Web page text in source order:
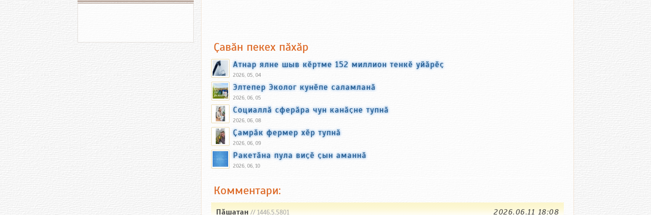
Ҫавӑн пекех пӑхӑр
Атнар ялне шыв кӗртме 152 миллион тенкӗ уйӑрӗҫ
2026, 05, 04
Элтепер Эколог кунӗпе саламланӑ
2026, 06, 05
Социаллӑ сферӑра чун канӑҫне тупнӑ
2026, 06, 08
Ҫамрӑк фермер хӗр тупнӑ
2026, 06, 09
Ракетӑна пула виҫӗ ҫын аманнӑ
2026, 06, 10
Комментари:
Пăшатан// 1446.5.5801 2026.06.11 18:08